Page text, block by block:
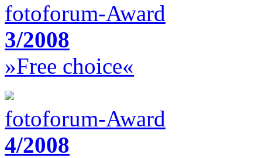
fotoforum-Award
3/2008
»Free choice«
fotoforum-Award
4/2008